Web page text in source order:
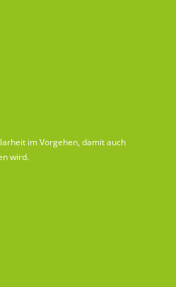
im Vorgehen, damit auch
wird.